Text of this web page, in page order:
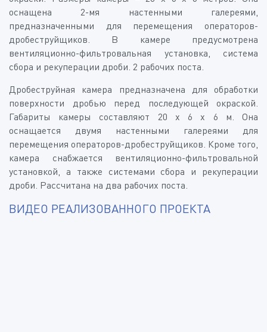
оснащена 2-мя настенными галереями,
предназначенными для перемещения операторов-
дробеструйщиков. В камере предусмотрена
вентиляционно-фильтровальная установка, система
сбора и рекуперации дроби. 2 рабочих поста.
Дробеструйная камера предназначена для обработки
поверхности дробью перед последующей окраской.
Габариты камеры составляют 20 х 6 х 6 м. Она
оснащается двумя настенными галереями для
перемещения операторов-дробеструйщиков. Кроме того,
камера снабжается вентиляционно-фильтровальной
установкой, а также системами сбора и рекуперации
дроби. Рассчитана на два рабочих поста.
ВИДЕО РЕАЛИЗОВАННОГО ПРОЕКТА